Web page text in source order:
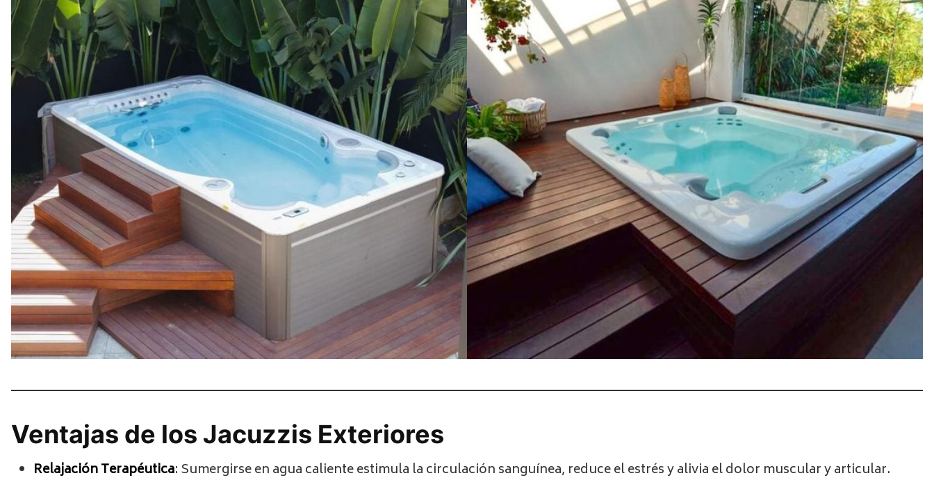
Ventajas de los Jacuzzis Exteriores
Relajación Terapéutica: Sumergirse en agua caliente estimula la circulación sanguínea, reduce el estrés y alivia el dolor muscular y articular.